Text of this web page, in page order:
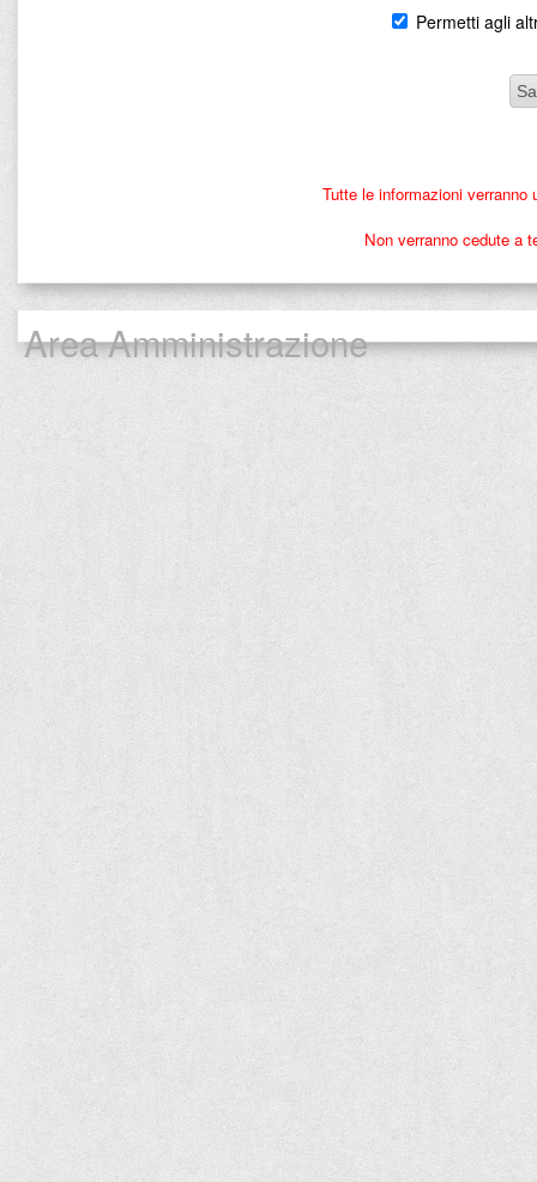
Permetti agli
Tutte le informazioni
Non verranno cedute a
Area Amministrazione